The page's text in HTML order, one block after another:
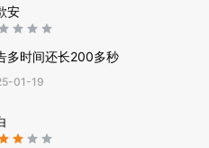
安
多时间还长200多秒
01-19